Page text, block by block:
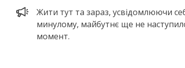
Жити тут та зараз, усвідомлюючи
минулому, майбутнє ще не
момент.